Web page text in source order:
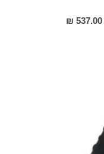
537.00 ₪